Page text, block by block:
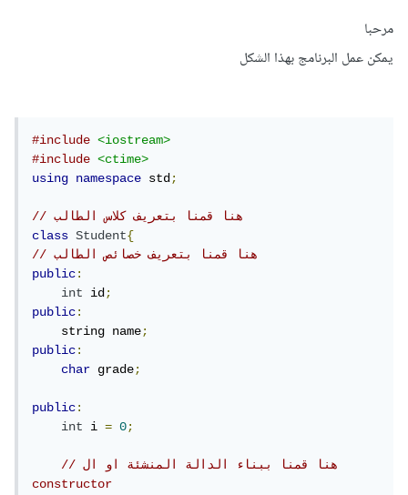
مرحبا
يمكن عمل البرنامج بهذا الشكل
#include
<iostream>
#include
<ctime>
using
namespace std;
// هنا قمنا بتعريف كلاس الطالب
class
Student{
public:
int
id;
public:
    string name
;
public:
char grade;
public:
int
i = 0;
// هنا قمنا ببناء الدالة المنشئة او ال
constructor